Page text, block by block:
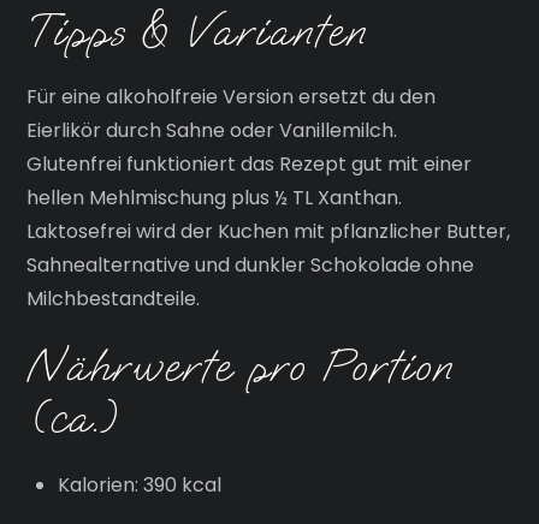
Tipps & Varianten
Für eine alkoholfreie Version ersetzt du den
Eierlikör durch Sahne oder Vanillemilch.
Glutenfrei funktioniert das Rezept gut mit einer
hellen Mehlmischung plus ½ TL Xanthan.
Laktosefrei wird der Kuchen mit pflanzlicher Butter,
Sahnealternative und dunkler Schokolade ohne
Milchbestandteile.
Nährwerte pro Portion
(ca.)
Kalorien: 390 kcal